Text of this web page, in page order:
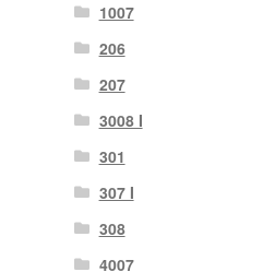
1007
206
207
3008 I
301
307 I
308
4007